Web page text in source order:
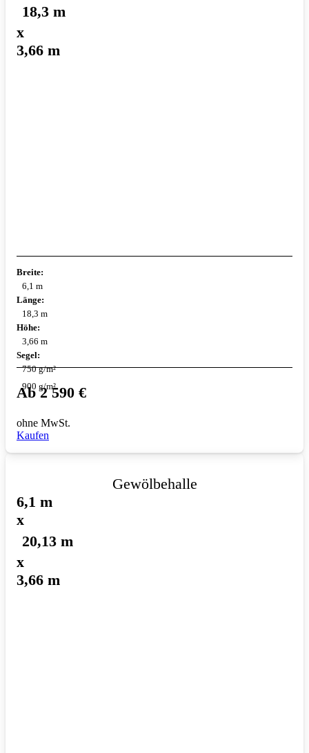
18,3 m
x
3,66 m
Breite:
6,1 m
Länge:
18,3 m
Höhe:
3,66 m
Segel:
750 g/m²
900 g/m²
Ab2 590 €
ohne MwSt.
Kaufen
Gewölbehalle
6,1 m
x
20,13 m
x
3,66 m